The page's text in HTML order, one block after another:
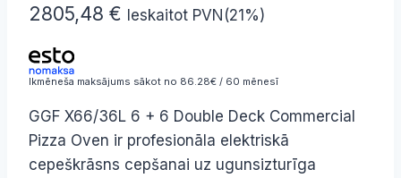
2805,48 € Ieskaitot PVN(21%)
Ikmēneša maksājums sākot no 86.28€ / 60 mēnesī
GGF X66/36L 6 + 6 Double Deck Commercial
Pizza Oven ir profesionāla elektriskā
cepeškrāsns cepšanai uz ugunsizturīga